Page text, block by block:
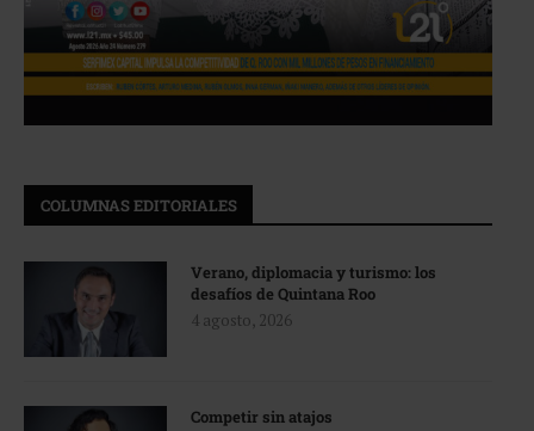
COLUMNAS EDITORIALES
Verano, diplomacia y turismo: los
desafíos de Quintana Roo
4 agosto, 2026
Competir sin atajos